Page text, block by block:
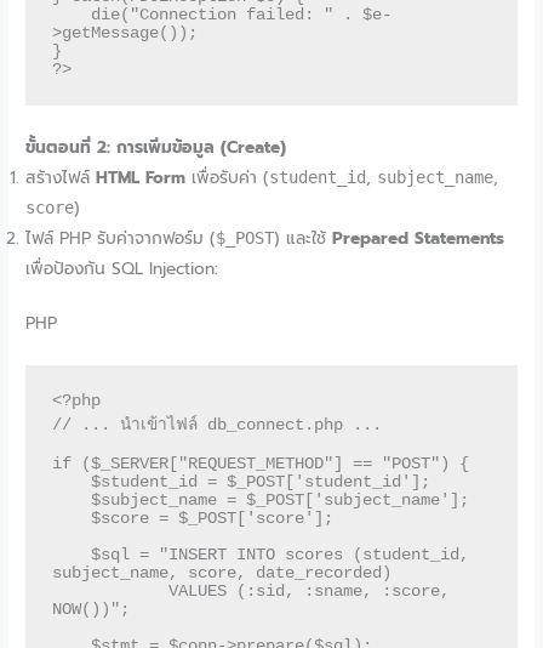
>getMessage());
}
?>
ขั้นตอนที่ 2: การเพิ่มข้อมูล (Create)
สร้างไฟล์HTML Form เพื่อรับค่า (student_id, subject_name,
score)
ไฟล์ PHP รับค่าจากฟอร์ม ($_POST) และใช้Prepared Statements
เพื่อป้องกัน SQL Injection:
PHP
<?php
// ... นำเข้าไฟล์ db_connect.php ...
if ($_SERVER["REQUEST_METHOD"] == "POST") {
subject_name, score, date_recorded)
NOW())";